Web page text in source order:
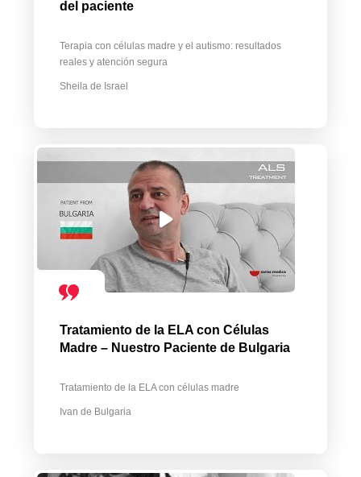
del paciente
Terapia con células madre y el autismo: resultados
reales y atención segura
Sheila de Israel
Tratamiento de la ELA con Células
Madre – Nuestro Paciente de Bulgaria
Tratamiento de la ELA con células madre
Ivan de Bulgaria